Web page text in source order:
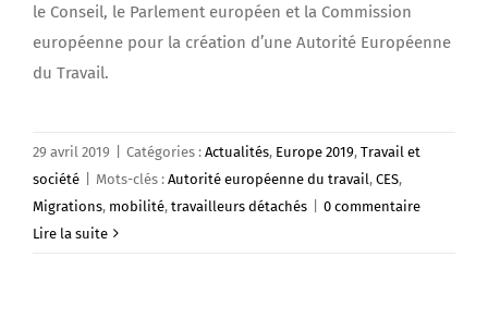
le Conseil, le Parlement européen et la Commission
européenne pour la création d’une Autorité Européenne
du Travail.
29 avril 2019 Catégories : Actualités, Europe 2019, Travail et
société
Mots-clés : Autorité européenne du travail, CES,
Migrations, mobilité, travailleurs détachés
0 commentaire
Lire la suite